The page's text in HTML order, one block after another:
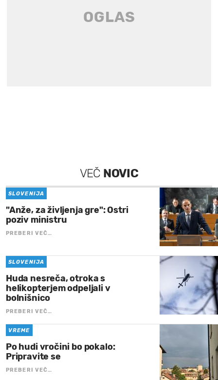
VEČ NOVIC
SLOVENIJA
"Anže, za življenja gre": Ostri
poziv ministru
PREBERI VEČ…
SLOVENIJA
Huda nesreča, otroka s
helikopterjem odpeljali v
bolnišnico
PREBERI VEČ…
VREME
Po hudi vročini bo pokalo:
Pripravite se
PREBERI VEČ…